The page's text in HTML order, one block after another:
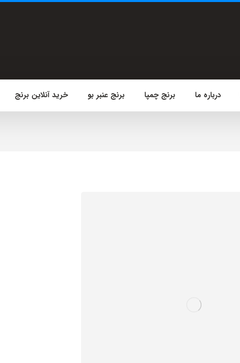
درباره ما برنج چمپا برنج عنبر بو خرید آنلاین برنج